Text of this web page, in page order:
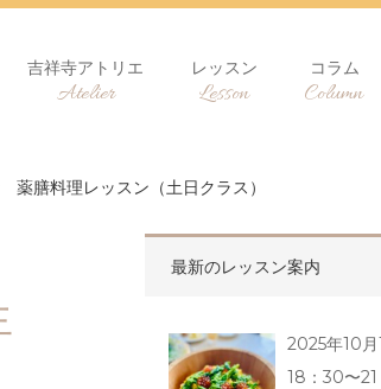
吉祥寺アトリエ
Atelier
レッスン
Lesson
コラム
Column
膳料理レッスン（土日クラス）
最新のレッスン案内
2025年10月
18：30〜